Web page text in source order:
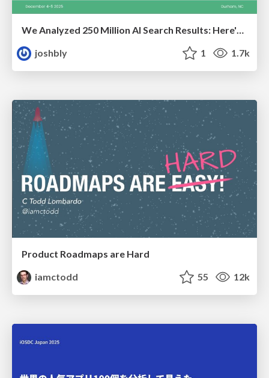
We Analyzed 250 Million AI Search Results: Here's What I Found
joshbly
1 1.7k
Product Roadmaps are Hard
iamctodd
55 12k